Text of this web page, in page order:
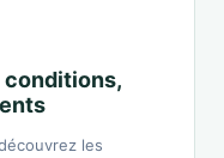
conditions,
les